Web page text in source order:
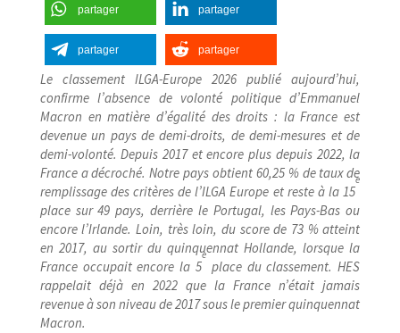
partager partager
partager partager
Le classement ILGA-​Europe 2026 publié aujourd’hui,
confirme l’absence de volonté politique d’Emmanuel
Macron en matière d’égalité des droits : la France est
devenue un pays de demi-​droits, de demi-​mesures et de
demi-​volonté. Depuis 2017 et encore plus depuis 2022, la
France a décroché. Notre pays obtient 60,25 % de taux de
remplissage des critères de l’ILGA Europe et reste à la 15
e
place sur 49 pays, derrière le Portugal, les Pays-​Bas ou
encore l’Irlande. Loin, très loin, du score de 73 % atteint
en 2017, au sortir du quinquennat Hollande, lorsque la
France occupait encore la 5
e
place du classement. HES
rappelait déjà en 2022 que la France n’était jamais
revenue à son niveau de 2017 sous le premier quinquennat
Macron.